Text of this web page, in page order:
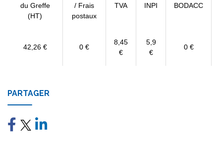
du Greffe
(HT)
/ Frais
postaux
TVA INPI BODACC
42,26 € 0 €
8,45
€
5,9
€
0 €
PARTAGER